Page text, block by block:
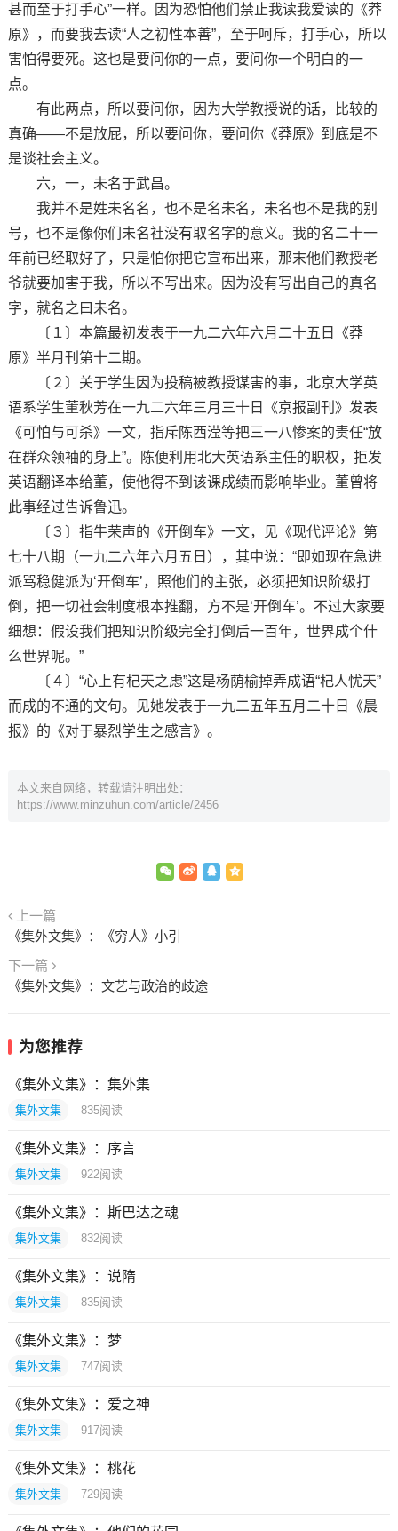
甚而至于打手心”一样。因为恐怕他们禁止我读我爱读的《莽
原》，而要我去读“人之初性本善”，至于呵斥，打手心，所以
害怕得要死。这也是要问你的一点，要问你一个明白的一
点。
有此两点，所以要问你，因为大学教授说的话，比较的
真确——不是放屁，所以要问你，要问你《莽原》到底是不
是谈社会主义。
六，一，未名于武昌。
我并不是姓未名名，也不是名未名，未名也不是我的别
号，也不是像你们未名社没有取名字的意义。我的名二十一
年前已经取好了，只是怕你把它宣布出来，那末他们教授老
爷就要加害于我，所以不写出来。因为没有写出自己的真名
字，就名之曰未名。
〔１〕本篇最初发表于一九二六年六月二十五日《莽
原》半月刊第十二期。
〔２〕关于学生因为投稿被教授谋害的事，北京大学英
语系学生董秋芳在一九二六年三月三十日《京报副刊》发表
《可怕与可杀》一文，指斥陈西滢等把三一八惨案的责任“放
在群众领袖的身上”。陈便利用北大英语系主任的职权，拒发
英语翻译本给董，使他得不到该课成绩而影响毕业。董曾将
此事经过告诉鲁迅。
〔３〕指牛荣声的《开倒车》一文，见《现代评论》第
七十八期（一九二六年六月五日），其中说：“即如现在急进
派骂稳健派为‘开倒车’，照他们的主张，必须把知识阶级打
倒，把一切社会制度根本推翻，方不是‘开倒车’。不过大家要
细想：假设我们把知识阶级完全打倒后一百年，世界成个什
么世界呢。”
〔４〕“心上有杞天之虑”这是杨荫榆掉弄成语“杞人忧天”
而成的不通的文句。见她发表于一九二五年五月二十日《晨
报》的《对于暴烈学生之感言》。
本文来自网络，转载请注明出处：
https://www.minzuhun.com/article/2456
上一篇
《集外文集》：《穷人》小引
下一篇
《集外文集》：文艺与政治的歧途
为您推荐
《集外文集》：集外集
集外文集 835阅读
《集外文集》：序言
集外文集 922阅读
《集外文集》：斯巴达之魂
集外文集 832阅读
《集外文集》：说隋
集外文集 835阅读
《集外文集》：梦
集外文集 747阅读
《集外文集》：爱之神
集外文集 917阅读
《集外文集》：桃花
集外文集 729阅读